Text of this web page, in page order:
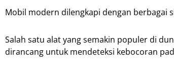
Mobil modern dilengkapi dengan berbagai
Salah satu alat yang semakin populer di
dirancang untuk mendeteksi kebocoran